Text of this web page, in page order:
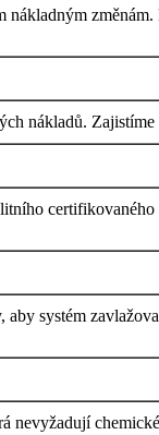
nákladů.
aby systém